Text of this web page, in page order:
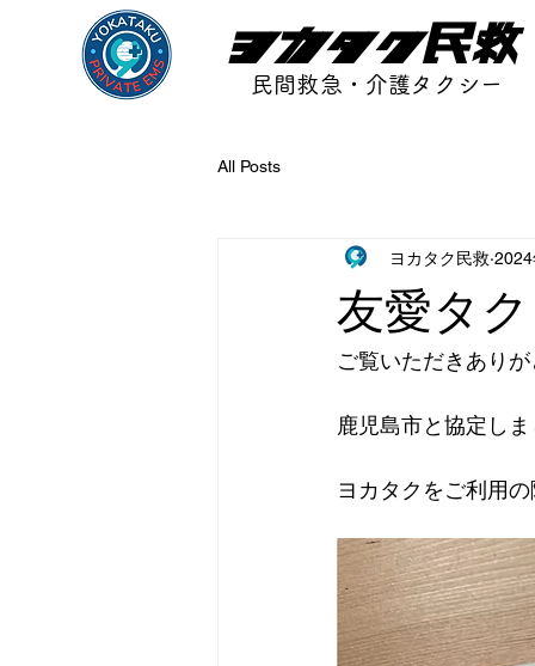
ヨカタク民救
民間救急・介護タクシー
All Posts
友愛タ
ヨカタク民救
ご覧いただきあり
鹿児島市と協定し
ヨカタクをご利用